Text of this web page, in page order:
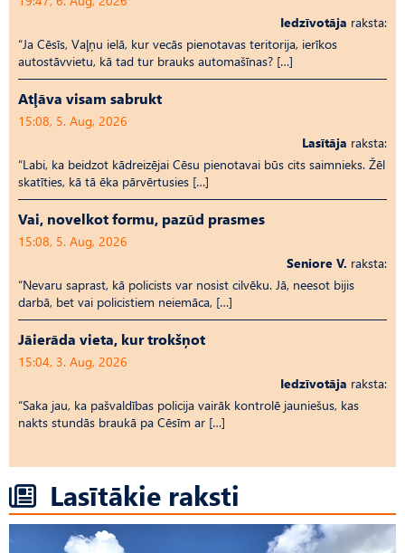
Iedzīvotāja raksta:
“Ja Cēsīs, Vaļņu ielā, kur vecās pienotavas teritorija, ierīkos
autostāvvietu, kā tad tur brauks automašīnas? […]
Atļāva visam sabrukt
15:08, 5. Aug, 2026
Lasītāja raksta:
“Labi, ka beidzot kādreizējai Cēsu pienotavai būs cits saimnieks. Žēl
skatīties, kā tā ēka pārvērtusies […]
Vai, novelkot formu, pazūd prasmes
15:08, 5. Aug, 2026
Seniore V. raksta:
“Nevaru saprast, kā policists var nosist cilvēku. Jā, neesot bijis
darbā, bet vai policistiem neiemāca, […]
Jāierāda vieta, kur trokšņot
15:04, 3. Aug, 2026
Iedzīvotāja raksta:
“Saka jau, ka pašvaldības policija vairāk kontrolē jauniešus, kas
nakts stundās braukā pa Cēsīm ar […]
Lasītākie raksti